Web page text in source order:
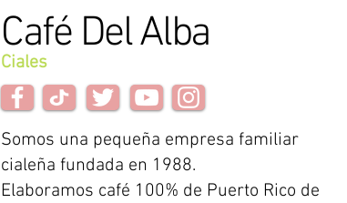
Café Del Alba
Ciales
Somos una pequeña empresa familiar
cialeña fundada en 1988.
Elaboramos café 100% de Puerto Rico de